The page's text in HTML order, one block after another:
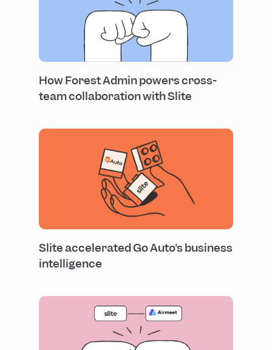
How Forest Admin powers cross-
team collaboration with Slite
Slite accelerated Go Auto's business
intelligence